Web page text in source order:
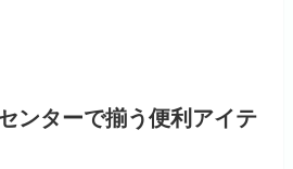
ンターで揃う便利アイテ